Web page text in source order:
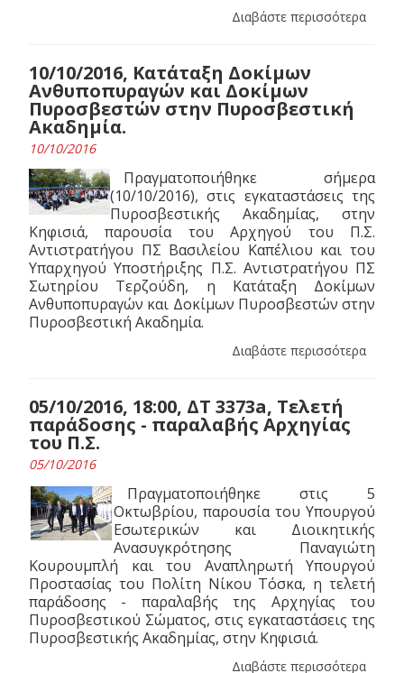
Διαβάστε περισσότερα
10/10/2016, Κατάταξη Δοκίμων
Ανθυποπυραγών και Δοκίμων
Πυροσβεστών στην Πυροσβεστική
Ακαδημία.
10/10/2016
Πραγματοποιήθηκε σήμερα
(10/10/2016), στις εγκαταστάσεις της
Πυροσβεστικής Ακαδημίας, στην
Κηφισιά, παρουσία του Αρχηγού του Π.Σ.
Αντιστρατήγου ΠΣ Βασιλείου Καπέλιου και του
Υπαρχηγού Υποστήριξης Π.Σ. Αντιστρατήγου ΠΣ
Σωτηρίου Τερζούδη, η Κατάταξη Δοκίμων
Ανθυποπυραγών και Δοκίμων Πυροσβεστών στην
Πυροσβεστική Ακαδημία.
Διαβάστε περισσότερα
05/10/2016, 18:00, ΔΤ 3373a, Τελετή
παράδοσης - παραλαβής Αρχηγίας
του Π.Σ.
05/10/2016
Πραγματοποιήθηκε στις 5
Οκτωβρίου, παρουσία του Υπουργού
Εσωτερικών και Διοικητικής
Ανασυγκρότησης Παναγιώτη
Κουρουμπλή και του Αναπληρωτή Υπουργού
Προστασίας του Πολίτη Νίκου Τόσκα, η τελετή
παράδοσης - παραλαβής της Αρχηγίας του
Πυροσβεστικού Σώματος, στις εγκαταστάσεις της
Πυροσβεστικής Ακαδημίας, στην Κηφισιά.
Διαβάστε περισσότερα